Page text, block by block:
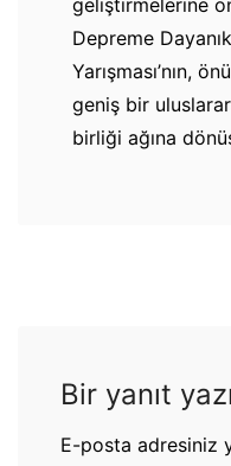
geliştirmelerine
Depreme
Yarışması’nın,
geniş bir
birliği ağına
Bir yanıt
E-posta adresiniz